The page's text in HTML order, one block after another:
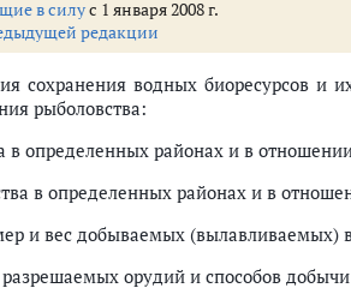
в силус 1 января 2008 г.
редакции
сохранения водных биоресурсов и
рыболовства:
в определенных районах и в
в определенных районах и в
и вес добываемых (вылавливаемых)
орудий и способов